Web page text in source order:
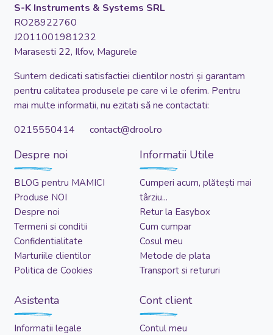
S-K Instruments & Systems SRL
RO28922760
J2011001981232
Marasesti 22, Ilfov, Magurele
Suntem dedicati satisfactiei clientilor nostri și garantam
pentru calitatea produsele pe care vi le oferim. Pentru
mai multe informatii, nu ezitati să ne contactati:
0215550414 contact@drool.ro
Despre noi
BLOG pentru MAMICI
Produse NOI
Despre noi
Termeni si conditii
Confidentialitate
Marturiile clientilor
Politica de Cookies
Informatii Utile
Cumperi acum, plătești mai
târziu...
Retur la Easybox
Cum cumpar
Cosul meu
Metode de plata
Transport si retururi
Asistenta
Informatii legale
Cont client
Contul meu